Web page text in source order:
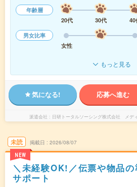
年齢層
20代
30代 40
男女比率
女性
もっと見る
気になる! 応募へ進む
派遣会社 日研トータルソーシング株式会社 メデ
未読
NEW
掲載日 2026/08/07
＼未経験OK!／伝票や物品
サポート